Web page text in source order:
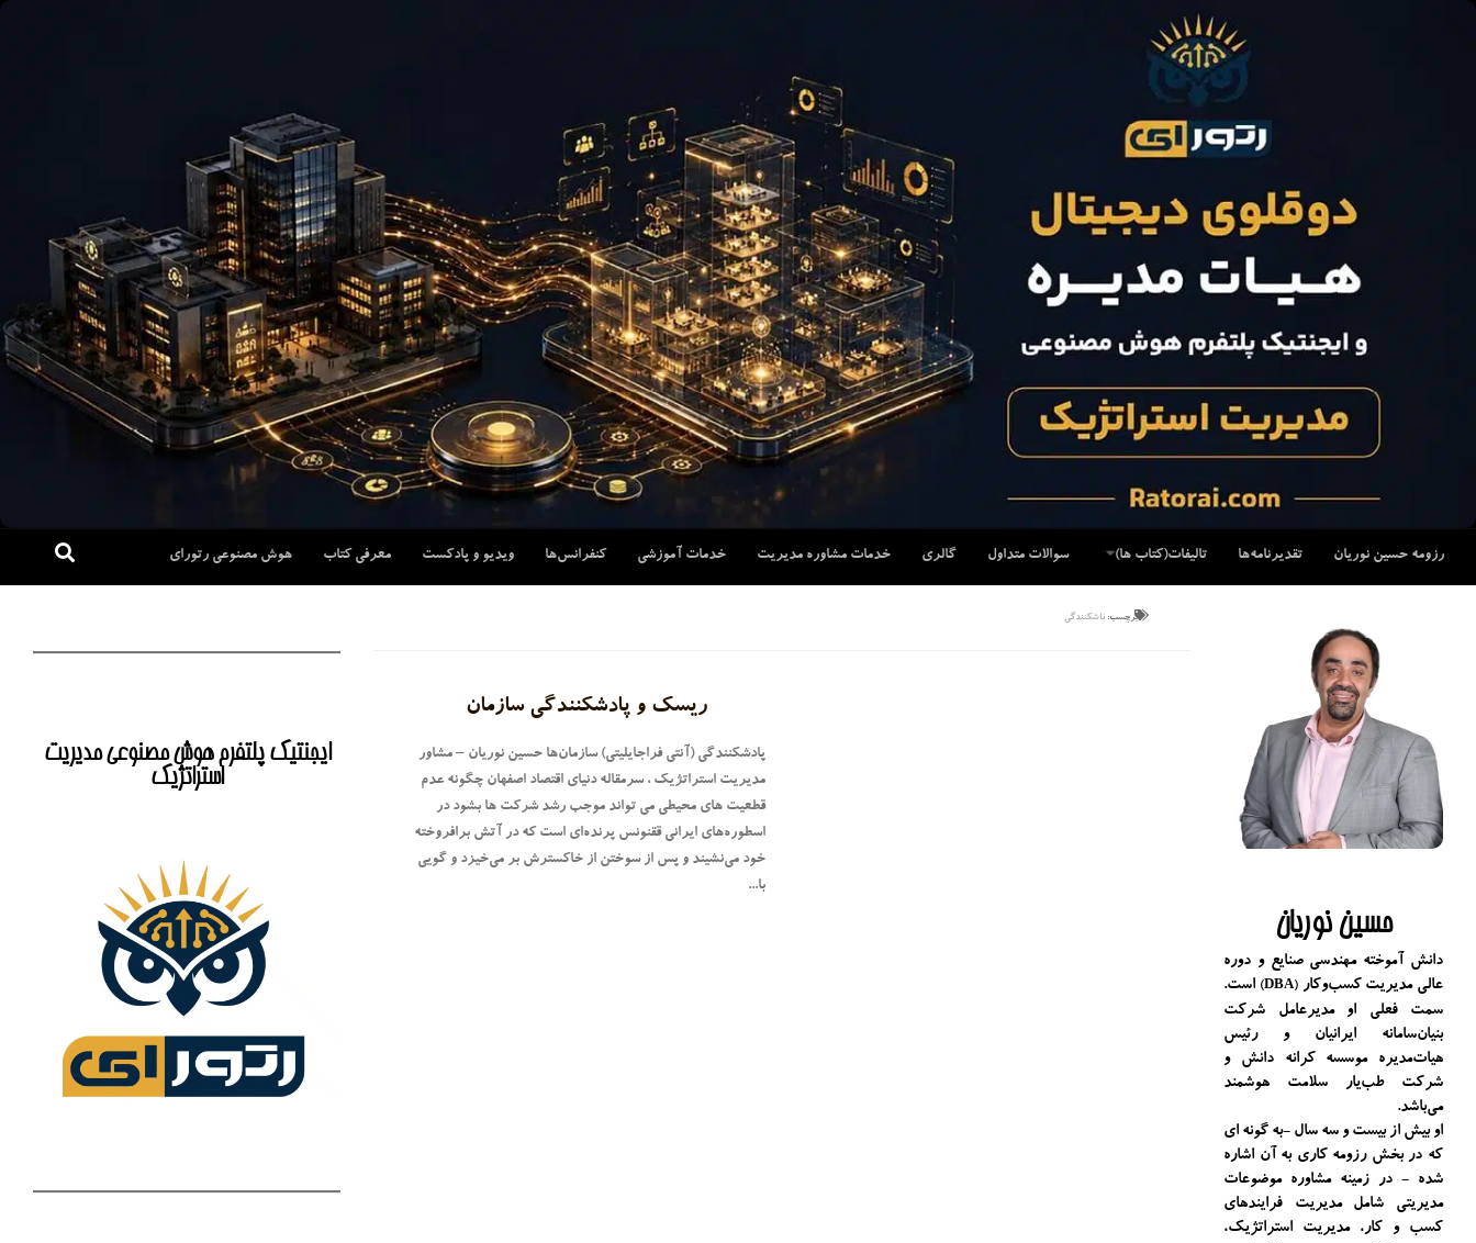
رزومه حسین نوریان تقدیرنامه‌ها تالیفات(کتاب ها) سوالات متداول گالری خدمات مشاوره مدیریت خدمات آموزشی کنفرانس‌ها ویدیو و پادکست معرفی کتاب هوش مصنوعی رتورای
برچسب: ناشکنندگی
ریسک و پادشکنندگی سازمان
پادشکنندگی (آنتی فراجایلیتی) سازمان‌ها حسین نوریان – مشاور
مدیریت استراتژیک ، سرمقاله دنیای اقتصاد اصفهان چگونه عدم
قطعیت های محیطی می تواند موجب رشد شرکت ها بشود در
اسطوره‌های ایرانی ققنونس پرنده‌ای است که در آتش برافروخته
خود می‌نشیند و پس از سوختن از خاکسترش بر می‌خیزد و گویی
با...
ایجنتیک پلتفرم هوش مصنوعی مدیریت
استراتژیک
حسین نوریان
دانش آموخته مهندسی صنایع و دوره
عالی مدیریت کسب‌و‌کار(DBA)
است.
سمت فعلی او مدیرعامل شرکت
بنیان‌سامانه ایرانیان و رئیس
هیات‌مدیره موسسه کرانه دانش و
شرکت طب‌یار سلامت هوشمند
می‌باشد.
او بیش از بیست و سه سال -به گونه ای
که در بخش رزومه کاری به آن اشاره
شده - در زمینه مشاوره موضوعات
مدیریتی شامل مدیریت فرایندهای
کسب و کار، مدیریت استراتژیک،